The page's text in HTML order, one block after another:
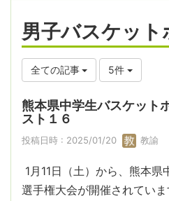
男子バスケット
全ての記事 5件
熊本県中学生バスケッ
スト１６
投稿日時 : 2025/01/20 教諭
1月11日（土）から、熊本
選手権大会が開催されてい